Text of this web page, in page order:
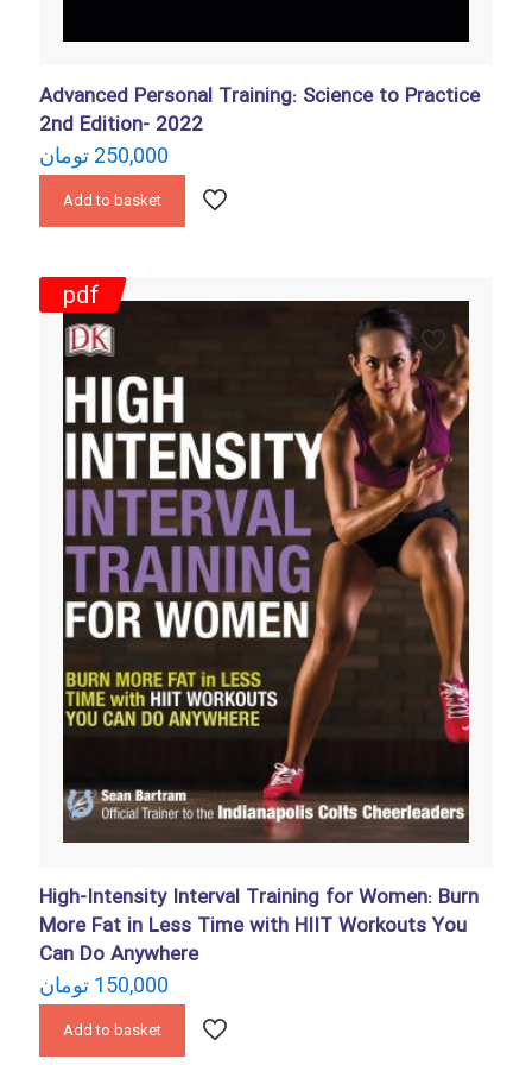
Advanced Personal Training: Science to Practice
2nd Edition- 2022
250,000 تومان
Add to basket
High-Intensity Interval Training for Women: Burn
More Fat in Less Time with HIIT Workouts You
Can Do Anywhere
150,000 تومان
Add to basket
pdf